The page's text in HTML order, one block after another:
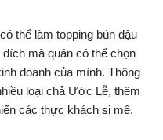
thể làm topping bún đậu
mà quán có thể chọn
doanh của mình. Thông
loại chả Ước Lễ, thêm
các thực khách si mê.